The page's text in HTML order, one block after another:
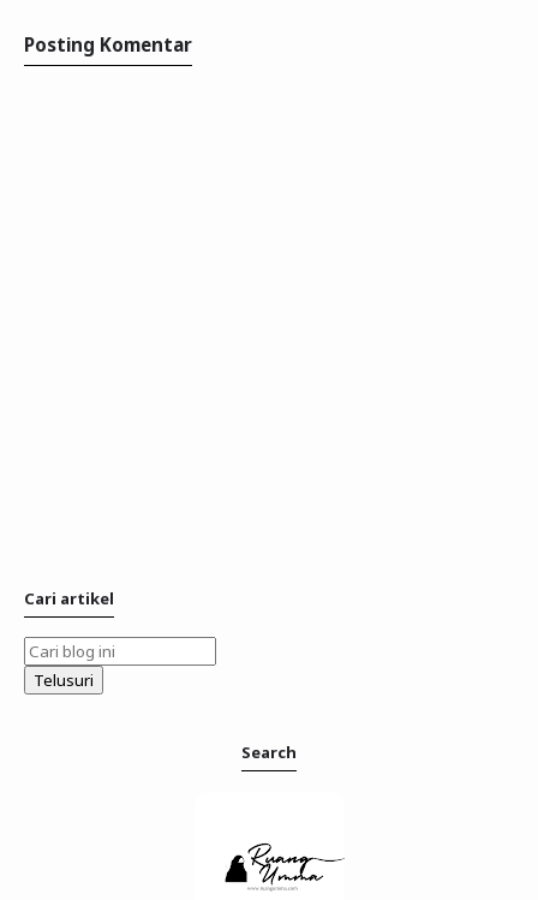
Posting Komentar
Cari artikel
Search